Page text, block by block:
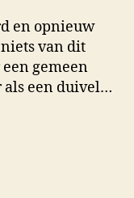
en opnieuw
van dit
gemeen
als een duivel…